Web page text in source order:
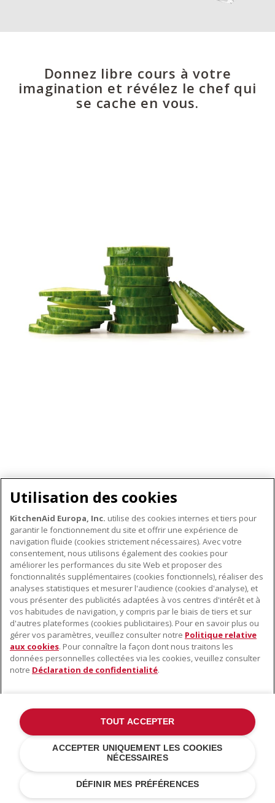
Donnez libre cours à votre
imagination et révélez le chef qui
se cache en vous.
Utilisation des cookies
KitchenAid Europa, Inc. utilise des cookies internes et tiers pour
garantir le fonctionnement du site et offrir une expérience de
navigation fluide (cookies strictement nécessaires). Avec votre
consentement, nous utilisons également des cookies pour
améliorer les performances du site Web et proposer des
fonctionnalités supplémentaires (cookies fonctionnels), réaliser des
analyses statistiques et mesurer l'audience (cookies d'analyse), et
vous présenter des publicités adaptées à vos centres d'intérêt et à
vos habitudes de navigation, y compris par le biais de tiers et sur
d'autres plateformes (cookies publicitaires). Pour en savoir plus ou
gérer vos paramètres, veuillez consulter notre Politique relative
aux cookies. Pour connaître la façon dont nous traitons les
données personnelles collectées via les cookies, veuillez consulter
notre Déclaration de confidentialité.
DÉFINIR MES PRÉFÉRENCES
ACCEPTER UNIQUEMENT LES COOKIES
NÉCESSAIRES
TOUT ACCEPTER